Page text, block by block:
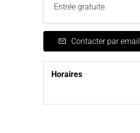
Entrée gratuite.
Contacter par email
Horaires